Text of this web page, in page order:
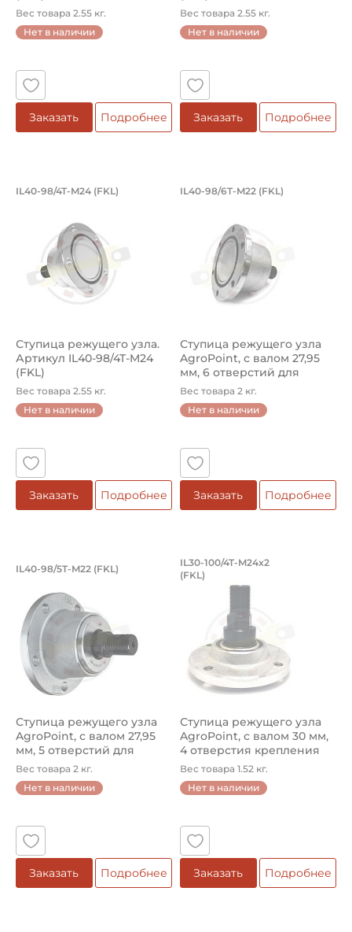
Вес товара 2.55 кг.
Нет в наличии
Заказать Подробнее
Вес товара 2.55 кг.
Нет в наличии
Заказать Подробнее
Ступица режущего узла. Артикул
IL40-98/4T-M24 (FKL)
Ступица режущего узла.
Артикул IL40-98/4T-M24
(FKL)
Вес товара 2.55 кг.
Нет в наличии
Заказать Подробнее
Ступица режущего
IL40-98/6T-M22 (FKL)
Ступица режущего узла
AgroPoint, с валом 27,95
мм, 6 отверстий для
креп...
Вес товара 2 кг.
Нет в наличии
Заказать Подробнее
Ступица режущего узла AgroPoint, с
Ступица IL40-98/5T-М22 FKL режущего узла AgroPoint,
IL40-98/5T-M22 (FKL)
Ступица режущего узла
AgroPoint, с валом 27,95
мм, 5 отверстий для
креп...
Вес товара 2 кг.
Нет в наличии
Заказать Подробнее
Ступица режущего
Ступица IL30-100/4T-M24x2
IL30-100/4T-M24x2
(FKL)
Ступица режущего узла
AgroPoint, с валом 30 мм,
4 отверстия крепления
д...
Вес товара 1.52 кг.
Нет в наличии
Заказать Подробнее